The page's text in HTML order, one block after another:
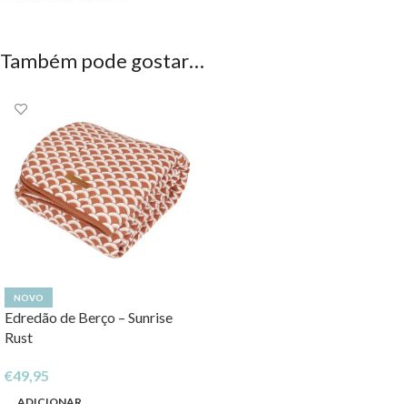
Também pode gostar…
NOVO
Edredão de Berço – Sunrise
Rust
€49,95